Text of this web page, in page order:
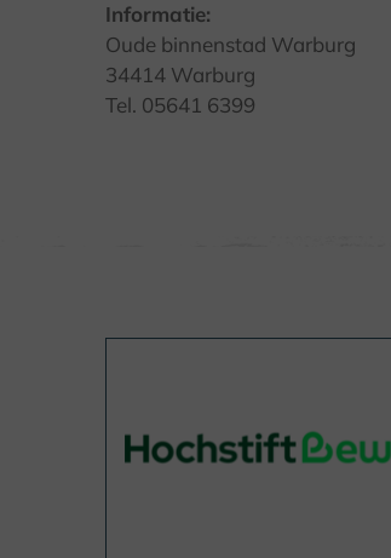
Informatie:
Oude binnenstad Warburg
34414 Warburg
Tel. 05641 6399